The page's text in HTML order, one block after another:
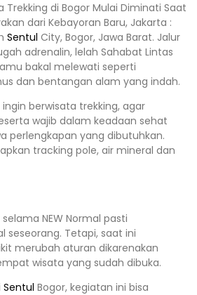
Trekking di Bogor Mulai Diminati Saat
dari Kebayoran Baru, Jakarta :
Sentul City, Bogor, Jawa Barat. Jalur
adrenalin, lelah Sahabat Lintas
bakal melewati seperti
dan bentangan alam yang indah.
berwisata trekking, agar
wajib dalam keadaan sehat
perlengkapan yang dibutuhkan.
tracking pole, air mineral dan
NEW Normal pasti
Tetapi, saat ini
merubah aturan dikarenakan
wisata yang sudah dibuka.
Sentul Bogor, kegiatan ini bisa